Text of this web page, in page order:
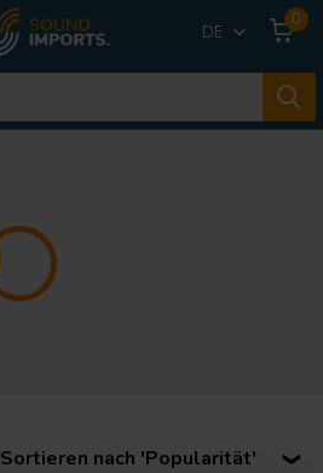
DE
0
Sortieren nach 'Popularität'